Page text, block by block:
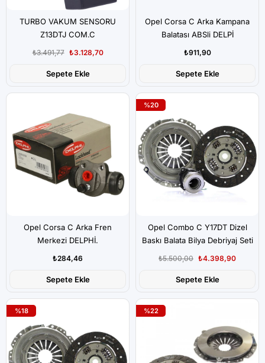
TURBO VAKUM SENSORU
Z13DTJ COM.C
₺3.128,70
₺3.491,77
Sepete Ekle
Opel Corsa C Arka Kampana
Balatası ABSli DELPİ
₺911,90
Sepete Ekle
Opel Corsa C Arka Fren
Merkezi DELPHİ.
₺284,46
Sepete Ekle
Opel Combo C Y17DT Dizel
Baskı Balata Bilya Debriyaj Seti
₺4.398,90
₺5.500,00
Sepete Ekle
%20
%18 %22